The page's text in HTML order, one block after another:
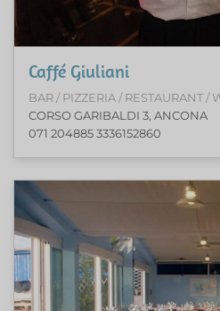
Caffé Giuliani
BAR / PIZZERIA / RESTAURANT /
CORSO GARIBALDI 3, ANCONA
071 204885 3336152860